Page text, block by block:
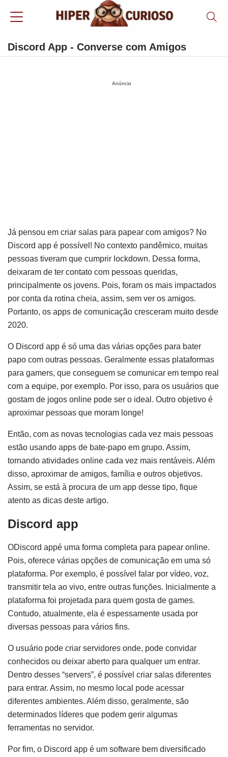
Discord App - Converse com Amigos
Anúncio
Já pensou em criar salas para papear com amigos? No
Discord app é possível! No contexto pandêmico, muitas
pessoas tiveram que cumprir lockdown. Dessa forma,
deixaram de ter contato com pessoas queridas,
principalmente os jovens. Pois, foram os mais impactados
por conta da rotina cheia, assim, sem ver os amigos.
Portanto, os apps de comunicação cresceram muito desde
2020.
O Discord app é só uma das várias opções para bater
papo com outras pessoas. Geralmente essas plataformas
para gamers, que conseguem se comunicar em tempo real
com a equipe, por exemplo. Por isso, para os usuários que
gostam de jogos online pode ser o ideal. Outro objetivo é
aproximar pessoas que moram longe!
Então, com as novas tecnologias cada vez mais pessoas
estão usando apps de bate-papo em grupo. Assim,
tornando atividades online cada vez mais rentáveis. Além
disso, aproximar de amigos, família e outros objetivos.
Assim, se está à procura de um app desse tipo, fique
atento as dicas deste artigo.
Discord app
ODiscord appé uma forma completa para papear online.
Pois, oferece várias opções de comunicação em uma só
plataforma. Por exemplo, é possível falar por vídeo, voz,
transmitir tela ao vivo, entre outras funções. Inicialmente a
plataforma foi projetada para quem gosta de games.
Contudo, atualmente, ela é espessamente usada por
diversas pessoas para vários fins.
O usuário pode criar servidores onde, pode convidar
conhecidos ou deixar aberto para qualquer um entrar.
Dentro desses “servers”, é possível criar salas diferentes
para entrar. Assim, no mesmo local pode acessar
diferentes ambientes. Além disso, geralmente, são
determinados líderes que podem gerir algumas
ferramentas no servidor.
Por fim, o Discord app é um software bem diversificado